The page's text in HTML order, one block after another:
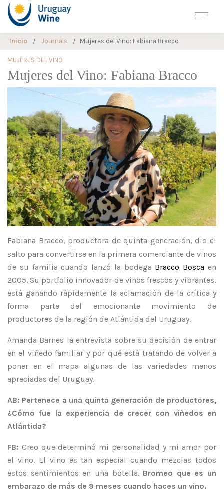
Georreferenciación
URUGUAY
VARIEDADES
BODEGAS
ENOTURISMO
VITICULTURASOSTENIBLE
ESTADÍSTICAS
JOURNALS
NOTICIAS
CONTACTO
ES / EN / PT
Inicio Journals Mujeres del Vino: Fabiana Bracco
MUJERES DEL VINO
Mujeres del Vino: Fabiana Bracco
Fabiana Bracco, productora de quinta generación, dio el
salto para convertirse en la primera comerciante de vinos
de su familia cuando lanzó la bodega Bracco Bosca en
2005. Su portfolio innovador de vinos frescos y vibrantes,
está ganando rápidamente la aclamación de la crítica y
forma parte del emocionante movimiento de
productores de la región de Atlántida del Uruguay.
Amanda Barnes la entrevista sobre su decisión de entrar
en el viñedo familiar y por qué está tratando de volver a
poner en el mapa algunas de las variedades menos
apreciadas del Uruguay.
AB: Pertenece a una quinta generación de productores,
¿Cómo fue la experiencia de crecer con viñedos en
Atlántida?
FB: Creo que determinó mi personalidad y mi amor por
el vino. El vino es tan especial cuando mezclas todos
estos sentimientos en una botella. Bromeo que es un
embarazo de más de 9 meses cuando haces un vino.